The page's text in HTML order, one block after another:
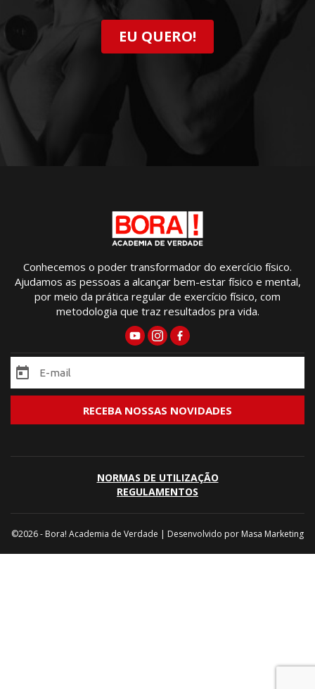
EU QUERO!
Conhecemos o poder transformador do exercício físico.
Ajudamos as pessoas a alcançar bem-estar físico e mental,
por meio da prática regular de exercício físico, com
metodologia que traz resultados pra vida.
NORMAS DE UTILIZAÇÃO
REGULAMENTOS
©2026 - Bora! Academia de Verdade | Desenvolvido por Masa Marketing